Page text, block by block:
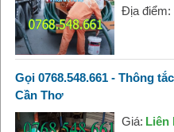
Địa điểm:
Gọi 0768.548.661 - Thông
Cần Thơ
Giá: Liên